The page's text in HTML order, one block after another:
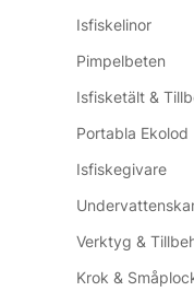
Isfiskelinor
Pimpelbeten
Isfisketält &
Portabla Ekolod
Isfiskegivare
Verktyg &
Krok &